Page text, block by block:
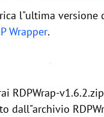
l"ultima
Wrapper.
RDPWrap-
dall"archivio